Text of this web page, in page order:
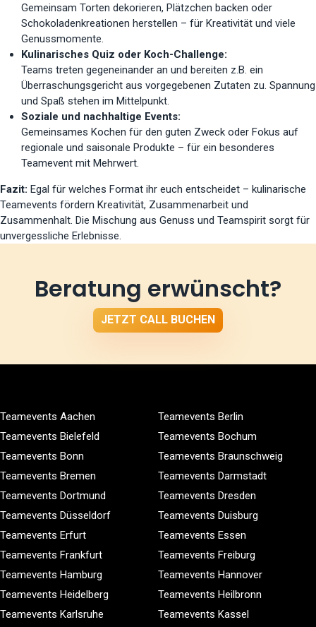
Gemeinsam Torten dekorieren, Plätzchen backen oder
Schokoladenkreationen herstellen – für Kreativität und viele
Genussmomente.
Kulinarisches Quiz oder Koch-Challenge:
Teams treten gegeneinander an und bereiten z.B. ein
Überraschungsgericht aus vorgegebenen Zutaten zu. Spannung
und Spaß stehen im Mittelpunkt.
Soziale und nachhaltige Events:
Gemeinsames Kochen für den guten Zweck oder Fokus auf
regionale und saisonale Produkte – für ein besonderes
Teamevent mit Mehrwert.
Fazit: Egal für welches Format ihr euch entscheidet – kulinarische
Teamevents fördern Kreativität, Zusammenarbeit und
Zusammenhalt. Die Mischung aus Genuss und Teamspirit sorgt für
unvergessliche Erlebnisse.
Beratung erwünscht?
JETZT CALL BUCHEN
Teamevents Aachen
Teamevents Berlin
Teamevents Bielefeld
Teamevents Bochum
Teamevents Bonn
Teamevents Braunschweig
Teamevents Bremen
Teamevents Darmstadt
Teamevents Dortmund
Teamevents Dresden
Teamevents Düsseldorf
Teamevents Duisburg
Teamevents Erfurt
Teamevents Essen
Teamevents Frankfurt
Teamevents Freiburg
Teamevents Hamburg
Teamevents Hannover
Teamevents Heidelberg
Teamevents Heilbronn
Teamevents Karlsruhe
Teamevents Kassel